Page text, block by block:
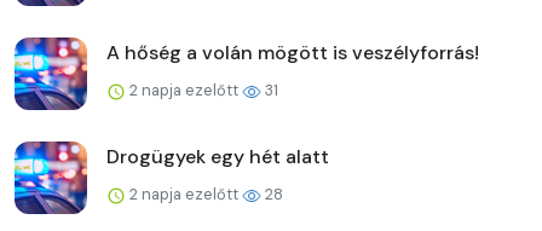
A hőség a volán mögött is veszélyforrás!
2 napja ezelőtt 31
Drogügyek egy hét alatt
2 napja ezelőtt 28